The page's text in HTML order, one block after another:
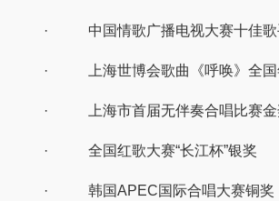
· 中国情歌广播电视大赛十佳歌
· 上海世博会歌曲《呼唤》全国
· 上海市首届无伴奏合唱比赛金
· 全国红歌大赛“长江杯”银奖
· 韩国APEC国际合唱大赛铜奖